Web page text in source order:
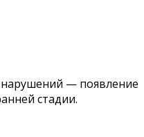
нарушений — появление
стадии.